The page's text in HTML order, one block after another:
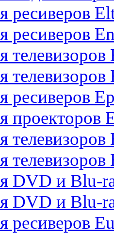
ресиверов
ресиверов
телевизоров
телевизоров
ресиверов
проекторов
телевизоров
телевизоров
DVD и Blu-
DVD и Blu-
ресиверов